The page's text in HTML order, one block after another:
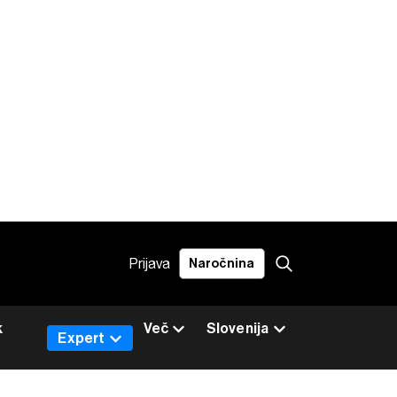
Prijava Naročnina
Slovenija
Expert
Več